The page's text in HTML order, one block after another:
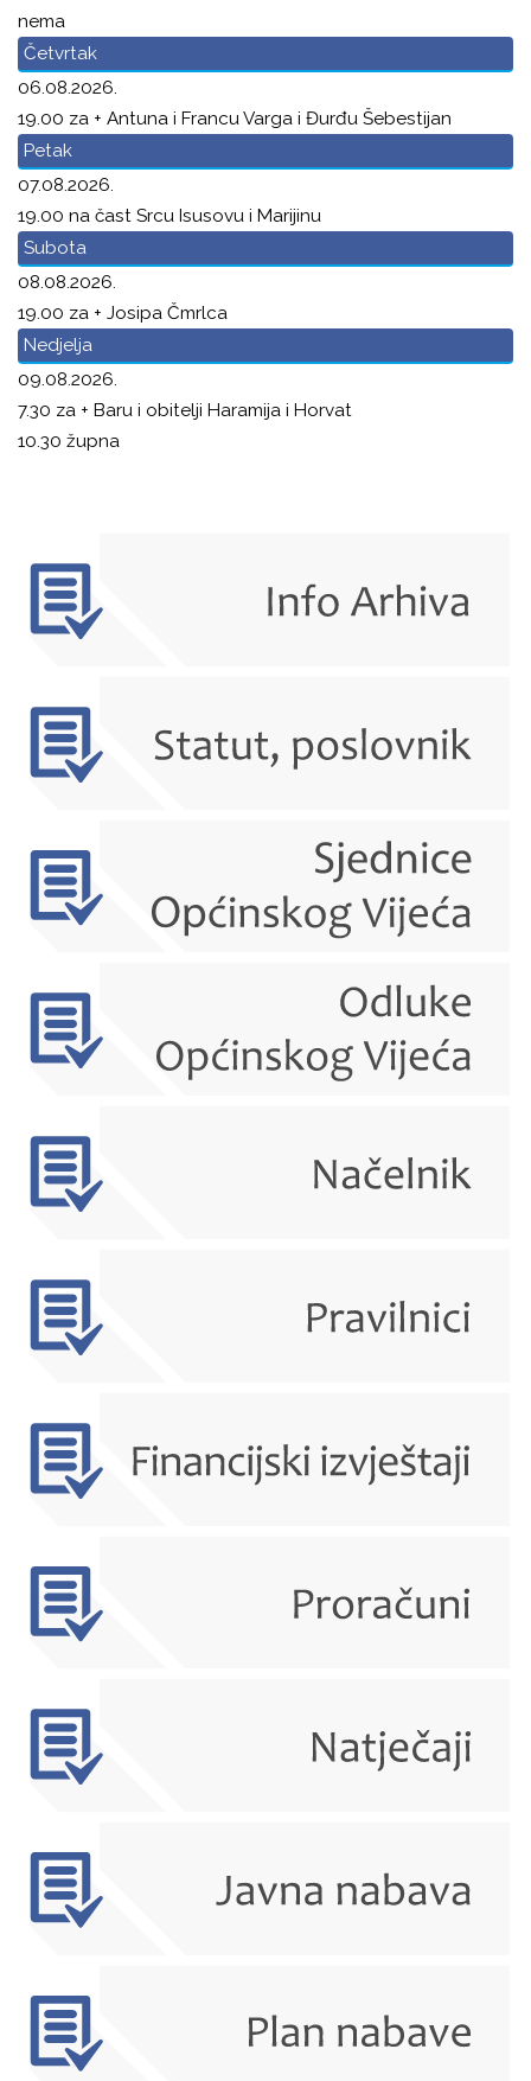
nema
Četvrtak
06.08.2026.
19.00 za + Antuna i Francu Varga i Đurđu Šebestijan
Petak
07.08.2026.
19.00 na čast Srcu Isusovu i Marijinu
Subota
08.08.2026.
19.00 za + Josipa Čmrlca
Nedjelja
09.08.2026.
7.30 za + Baru i obitelji Haramija i Horvat
10.30 župna